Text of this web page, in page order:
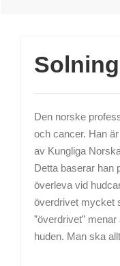
Den norske
och cancer. Han
av Kungliga
Detta baserar han
överleva vid
överdrivet mycket
”överdrivet”
huden. Man ska